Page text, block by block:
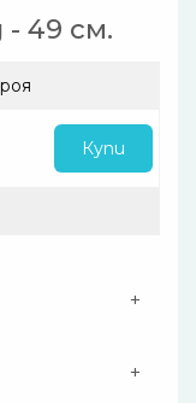
- 49 см.
Купи